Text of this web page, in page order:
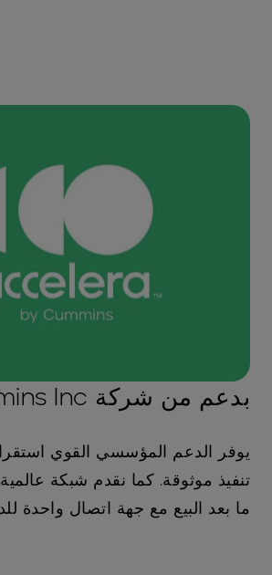
بدعم من شركة Cummins Inc.
يوفر الدعم المؤسسي القوي
تنفيذ موثوقة. كما نقدم شبكة
ما بعد البيع مع جهة اتصال واحدة